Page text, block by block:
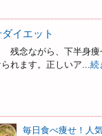
イエット
残念ながら、下半身痩
れます。正しいア...続
毎日食べ痩せ！人